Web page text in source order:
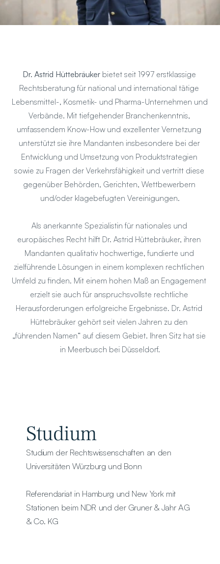
Dr. Astrid Hüttebräuker bietet seit 1997 erstklassige
Rechtsberatung für national und international tätige
Lebensmittel-, Kosmetik- und Pharma-Unternehmen und
Verbände. Mit tiefgehender Branchenkenntnis,
umfassendem Know-How und exzellenter Vernetzung
unterstützt sie ihre Mandanten insbesondere bei der
Entwicklung und Umsetzung von Produktstrategien
sowie zu Fragen der Verkehrsfähigkeit und vertritt diese
gegenüber Behörden, Gerichten, Wettbewerbern
und/oder klagebefugten Vereinigungen.
Als anerkannte Spezialistin für nationales und
europäisches Recht hilft Dr. Astrid Hüttebräuker, ihren
Mandanten qualitativ hochwertige, fundierte und
zielführende Lösungen in einem komplexen rechtlichen
Umfeld zu finden. Mit einem hohen Maß an Engagement
erzielt sie auch für anspruchsvollste rechtliche
Herausforderungen erfolgreiche Ergebnisse. Dr. Astrid
Hüttebräuker gehört seit vielen Jahren zu den
„führenden Namen“ auf diesem Gebiet. Ihren Sitz hat sie
in Meerbusch bei Düsseldorf.
Studium
Studium der Rechtswissenschaften an den
Universitäten Würzburg und Bonn
Referendariat in Hamburg und New York mit
Stationen beim NDR und der Gruner & Jahr AG
& Co. KG